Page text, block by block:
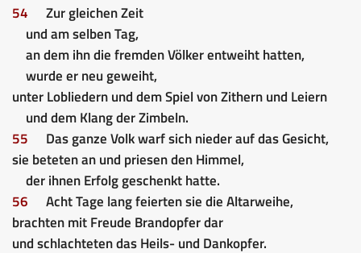
54
Zur gleichen Zeit
und am selben Tag,
an dem ihn die fremden Völker entweiht hatten,
wurde er neu geweiht,
unter Lobliedern und dem Spiel von Zithern und Leiern
und dem Klang der Zimbeln.
55
Das ganze Volk warf sich nieder auf das Gesicht,
sie beteten an und priesen den Himmel,
der ihnen Erfolg geschenkt hatte.
56
Acht Tage lang feierten sie die Altarweihe,
brachten mit Freude Brandopfer dar
und schlachteten das Heils- und Dankopfer.